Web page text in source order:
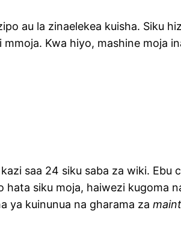
au la zinaelekea kuisha. Siku
Kwa hiyo, mashine moja
saa 24 siku saba za wiki. Ebu
hata siku moja, haiwezi kugoma
ya kuinunua na gharama za